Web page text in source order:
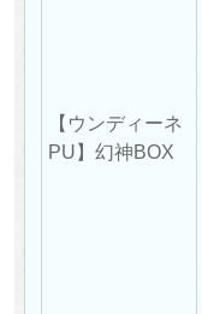
【ウンディーネ
PU】幻神BOX